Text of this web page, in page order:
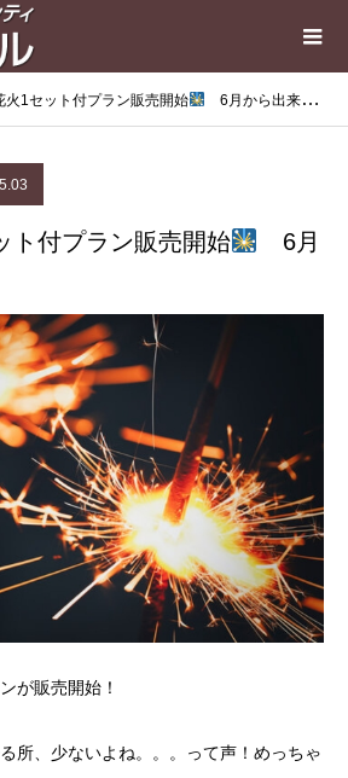
火1セット付プラン販売開始 6月から出来ます
ト付プラン販売開始
6月
が販売開始！
所、少ないよね。。。って声！めっちゃ